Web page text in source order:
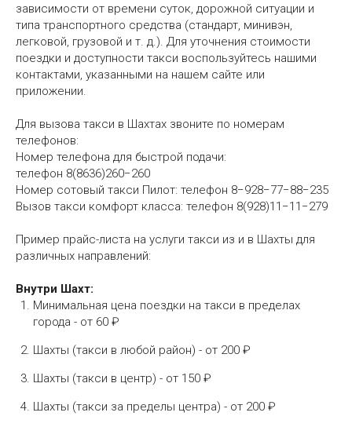
зависимости от времени суток, дорожной ситуации и
типа транспортного средства (стандарт, минивэн,
легковой, грузовой и т. д.). Для уточнения стоимости
поездки и доступности такси воспользуйтесь нашими
контактами, указанными на нашем сайте или
приложении.
Для вызова такси в Шахтах звоните по номерам
телефонов:
Номер телефона для быстрой подачи:
телефон 8(8636)260−260
Номер сотовый такси Пилот: телефон 8−928−77−88−235
Вызов такси комфорт класса: телефон 8(928)11−11−279
Пример прайс-листа на услуги такси из и в Шахты для
различных направлений:
Внутри Шахт:
Минимальная цена поездки на такси в пределах
города - от 60 ₽
Шахты (такси в любой район) - от 200 ₽
Шахты (такси в центр) - от 150 ₽
Шахты (такси за пределы центра) - от 200 ₽